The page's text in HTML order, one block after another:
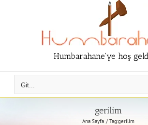
Humbarahane'ye hoş
Git...
gerilim
Ana Sayfa Tag:gerilim